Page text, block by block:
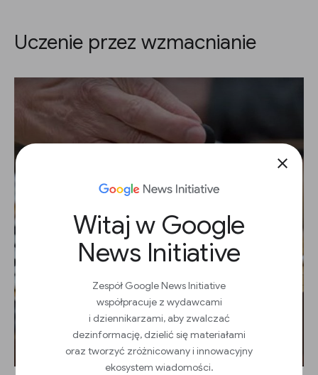
close
Witaj w Google
News Initiative
Zespół Google News Initiative
współpracuje z wydawcami
i dziennikarzami, aby zwalczać
dezinformację, dzielić się materiałami
oraz tworzyć zróżnicowany i innowacyjny
ekosystem wiadomości.
Uczenie przez wzmacnianie